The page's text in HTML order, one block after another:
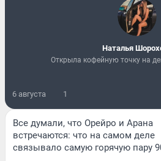
Наталья
Открыла кофейную точку на
6 августа 1
Все думали, что Орейро и Арана
встречаются: что на самом деле
связывало самую горячую пару